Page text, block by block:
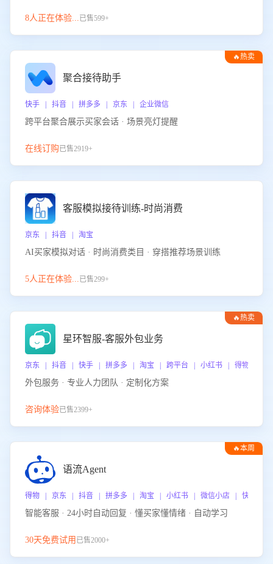
8人正在体验...已售599+
🔥热卖
聚合接待助手
快手 | 抖音 | 拼多多 | 京东 | 企业微信
跨平台聚合展示买家会话 · 场景亮灯提醒
在线订购已售2919+
客服模拟接待训练-时尚消费
京东 | 抖音 | 淘宝
AI买家模拟对话 · 时尚消费类目 · 穿搭推荐场景训练
5人正在体验...已售299+
🔥热卖
星环智服-客服外包业务
京东 | 抖音 | 快手 | 拼多多 | 淘宝 | 跨平台 | 小红书 | 得物 | 企
外包服务 · 专业人力团队 · 定制化方案
咨询体验已售2399+
🔥本周
语流Agent
得物 | 京东 | 抖音 | 拼多多 | 淘宝 | 小红书 | 微信小店 | 快手 |
智能客服 · 24小时自动回复 · 懂买家懂情绪 · 自动学习
30天免费试用 已售2000+